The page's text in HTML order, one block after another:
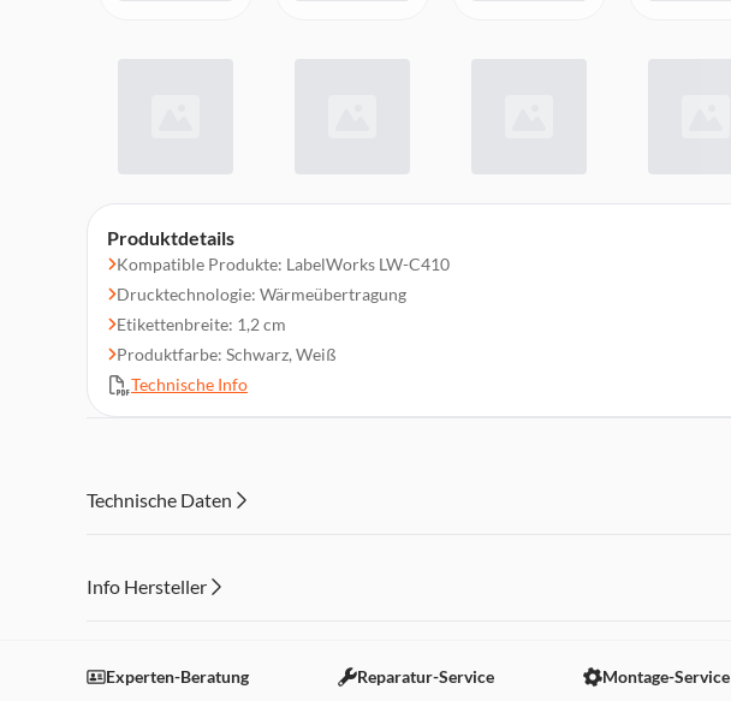
Produktdetails
Kompatible Produkte: LabelWorks LW-C410
Drucktechnologie: Wärmeübertragung
Etikettenbreite: 1,2 cm
Produktfarbe: Schwarz, Weiß
Technische Info
Technische Daten
Info Hersteller
Einstellungen anpassen
Experten-Beratung Reparatur-Service Montage-Service